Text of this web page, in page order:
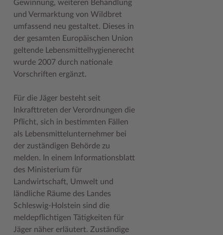
Geodatenportale (Kreiskarte)
Kfz-Zulassung
Kontakt / Öffnungszeiten
Lexikon
Publikationen
Wo Sie uns finden
Zuständigkeitsfinder SH ↗
Fotoarchiv
Hitzeschutz
Klimaanpassungskonzept
Newsletter
Pressemeldungen
Social Media
Stormarninfo
Termine
Ukrainehilfe
Kreispräsident
Kreistag und Ausschüsse
Kreistag Sitzungskalender
Sonderbereiche
Stabsbereiche
Städte und Gemeinden
Wappen und Geschichte
Wappenrolle
Was ist ein Kreis?
Offene Stellen
Praktika und FSJ
Weiterbildung beim Kreis Stormarn
Klimaschutz beim Kreis Stormarn
Projekt e-Gewerbe
Stormarner Bündnis für bezahlbares Wohnen
Kulturelle Einrichtungen
Museen
Naturschutzgebiete
Lieblingsplätze in der Metropolregion
Termine und Veranstaltungen
Tourismus
Vereine und Gruppen
Wälder und Moore
Gewinnung, weiteren Behandlung
und Vermarktung von Wildbret
umfassend neu gestaltet. Dieses in
der gesamten Europäischen Union
geltende Lebensmittelhygienerecht
wurde 2007 durch nationale
Vorschriften ergänzt.
Für die Jäger besteht seit
Inkrafttreten der Verordnungen die
Pflicht, sich in bestimmten Fällen
als Lebensmittelunternehmer bei
der zuständigen Behörde zu
melden. In einem Informationsblatt
des Ministerium für
Landwirtschaft, Umwelt und
ländliche Räume des Landes
Schleswig-Holstein sind die
meldepflichtigen Tätigkeiten für
Jäger näher erläutert. Zuständige